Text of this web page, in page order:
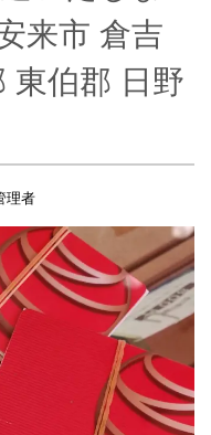
来市 倉吉
東伯郡 日野
理者